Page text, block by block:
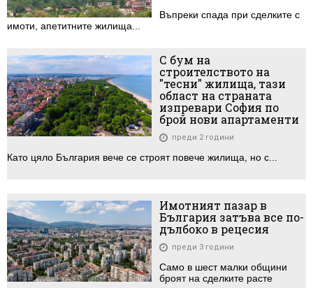
Въпреки спада при сделките с
имоти, апетитните жилища...
С бум на
строителството на
"тесни" жилища, тази
област на страната
изпревари София по
брой нови апартаменти
преди 2 години
Като цяло България вече се строят повече жилища, но с...
Имотният пазар в
България затъва все по-
дълбоко в рецесия
преди 3 години
Само в шест малки общини
броят на сделките расте